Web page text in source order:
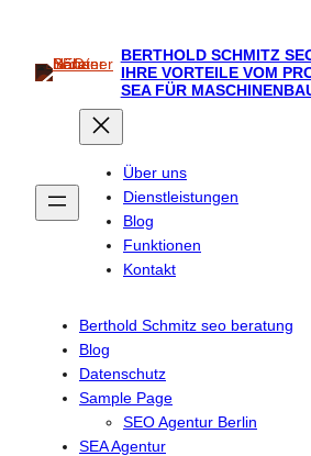
springen
BERTHOLD SCHMITZ
IHRE VORTEILE VOM
SEA FÜR
Über uns
Dienstleistungen
Blog
Funktionen
Kontakt
Berthold Schmitz seo beratung
Blog
Datenschutz
Sample Page
SEO Agentur Berlin
SEA Agentur